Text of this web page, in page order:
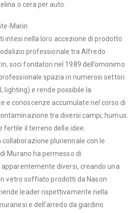
o cera per auto.
Marin
intesi nella loro accezione di prodotto
professionale tra Alfredo
soci fondatori nel 1989 dell’omonimo
spazia in numerosi settori
lighting) e rende possibile la
e conoscenze accumulate nel corso di
tra diversi campi, humus
il terreno delle idee.
collaborazione pluriennale con le
Murano ha permesso di
diversi, creando una
vetro soffiato prodotti da Nason
leader rispettivamente nella
e dell’arredo da giardino.